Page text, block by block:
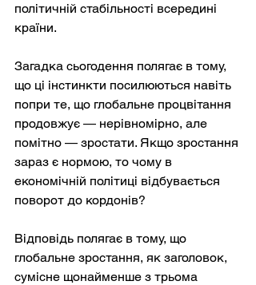
політичній стабільності всередині
країни.
Загадка сьогодення полягає в тому,
що ці інстинкти посилюються навіть
попри те, що глобальне процвітання
продовжує — нерівномірно, але
помітно — зростати. Якщо зростання
зараз є нормою, то чому в
економічній політиці відбувається
поворот до кордонів?
Відповідь полягає в тому, що
глобальне зростання, як заголовок,
сумісне щонайменше з трьома